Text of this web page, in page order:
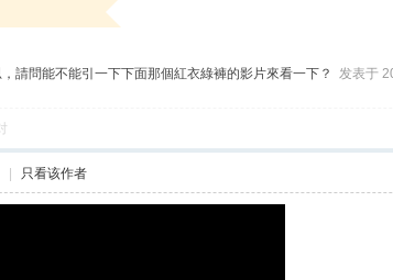
請問能不能引一下下面那個紅衣綠褲的影片來看一下？ 发表于
只看该作者